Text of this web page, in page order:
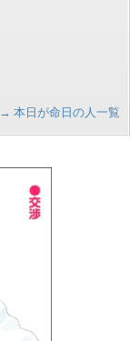
→ 本日が命日の人一覧